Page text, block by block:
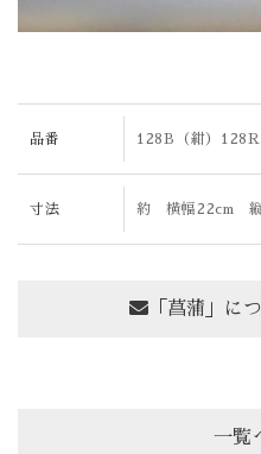
品番 128B（紺）128R
寸法 約 横幅22cm 縦
「菖蒲」に
一覧